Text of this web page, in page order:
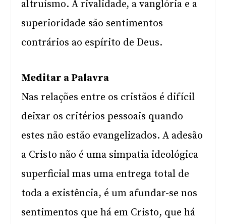
altruísmo. A rivalidade, a vanglória e a
superioridade são sentimentos
contrários ao espírito de Deus.
Meditar a Palavra
Nas relações entre os cristãos é difícil
deixar os critérios pessoais quando
estes não estão evangelizados. A adesão
a Cristo não é uma simpatia ideológica
superficial mas uma entrega total de
toda a existência, é um afundar-se nos
sentimentos que há em Cristo, que há